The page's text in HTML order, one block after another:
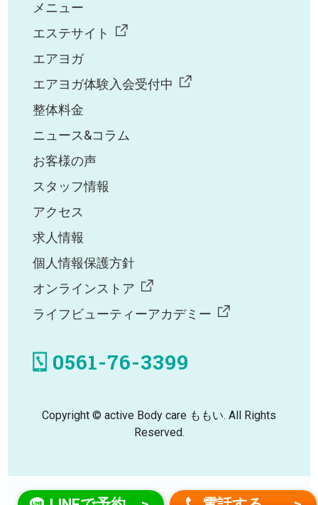
メニュー
エステサイト
エアヨガ
エアヨガ体験入会受付中
整体料金
ニュース&コラム
お客様の声
スタッフ情報
アクセス
求人情報
個人情報保護方針
オンラインストア
ライフビューティーアカデミー
0561-76-3399
Copyright © active Body care ももい. All Rights
Reserved.